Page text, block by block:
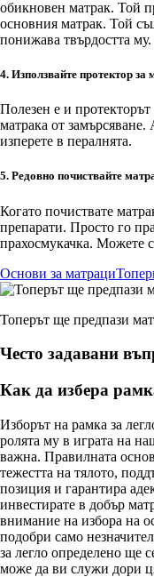
обикновен матрак. Той
основния матрак. Той
понижава твърдостта му.
4. Използвайте протектор за
Полезен е и
матрака от замърсяване.
изперете в пералнята.
5. Редовно почиствайте
Когато почиствате
препарати. Просто го
прахосмукачка. Можете
Основи за матраци
Топерът ще предпази
Често задавани
Как да избера
Изборът на рамка за
ролята му в играта на
важна. Правилната
тежестта на тялото,
позиция и гарантира
инвестирате в добър
внимание на избора на
подобри само
за легло определено ще
може да ви служи дори